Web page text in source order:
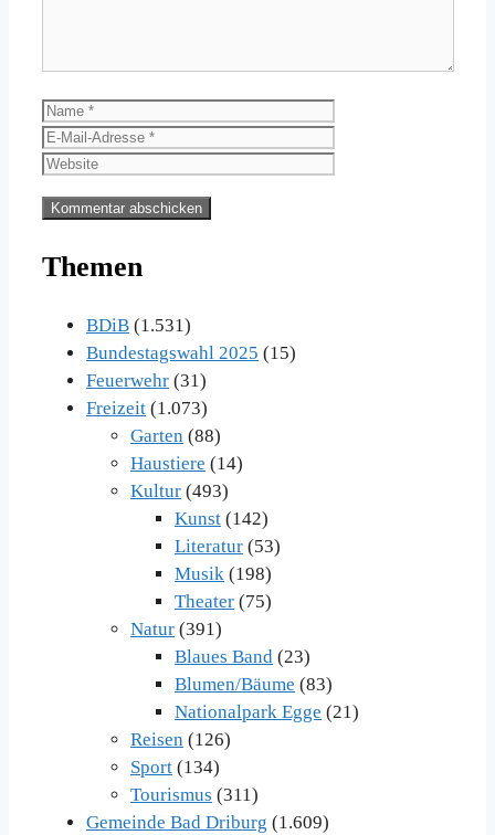
Name
Themen
BDiB (1.531)
Bundestagswahl 2025 (15)
Feuerwehr (31)
Freizeit (1.073)
Garten (88)
Haustiere (14)
Kultur (493)
Kunst (142)
Literatur (53)
Musik (198)
Theater (75)
Natur (391)
Blaues Band (23)
Blumen/Bäume (83)
Nationalpark Egge (21)
Reisen (126)
Sport (134)
Tourismus (311)
Gemeinde Bad Driburg (1.609)